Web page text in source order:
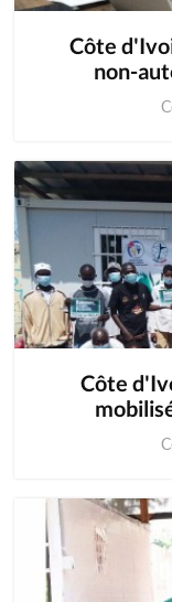
Côte
non-
Côte